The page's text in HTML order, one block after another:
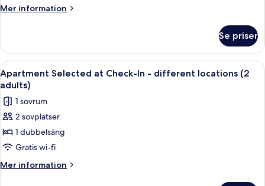
Mer information
Mer
Comfort
(Floriańska
Street)
Se priser
Öppna
alla
foton
för
Apartment
Selected
at
Check-
Ett modernt sovrum med en säng,
14
Apartment Selected at Check-In - different locations (2
adults)
1 sovrum
2 sovplatser
1 dubbelsäng
Gratis wi-fi
Mer information
Mer